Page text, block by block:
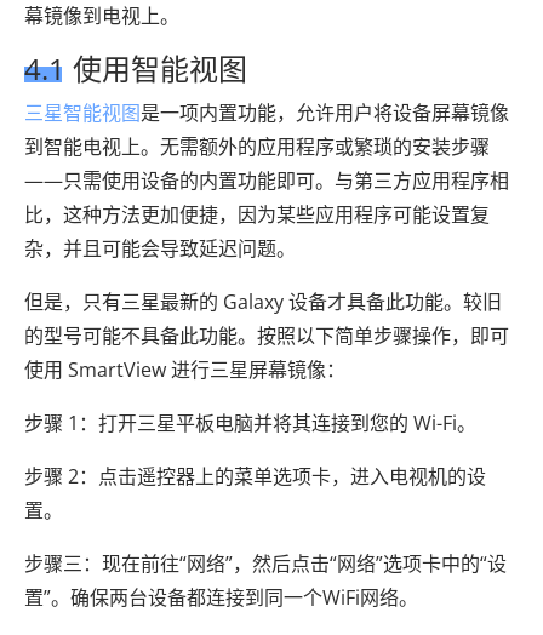
幕镜像到电视上。
4.1 使用智能视图
三星智能视图是一项内置功能，允许用户将设备屏幕镜像
到智能电视上。无需额外的应用程序或繁琐的安装步骤
——只需使用设备的内置功能即可。与第三方应用程序相
比，这种方法更加便捷，因为某些应用程序可能设置复
杂，并且可能会导致延迟问题。
但是，只有三星最新的 Galaxy 设备才具备此功能。较旧
的型号可能不具备此功能。按照以下简单步骤操作，即可
使用 SmartView 进行三星屏幕镜像：
步骤 1：打开三星平板电脑并将其连接到您的 Wi-Fi。
步骤 2：点击遥控器上的菜单选项卡，进入电视机的设
置。
步骤三：现在前往“网络”，然后点击“网络”选项卡中的“设
置”。确保两台设备都连接到同一个WiFi网络。